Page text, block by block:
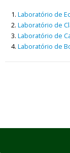
Laboratório de
Laboratório de
Laboratório de
Laboratório de